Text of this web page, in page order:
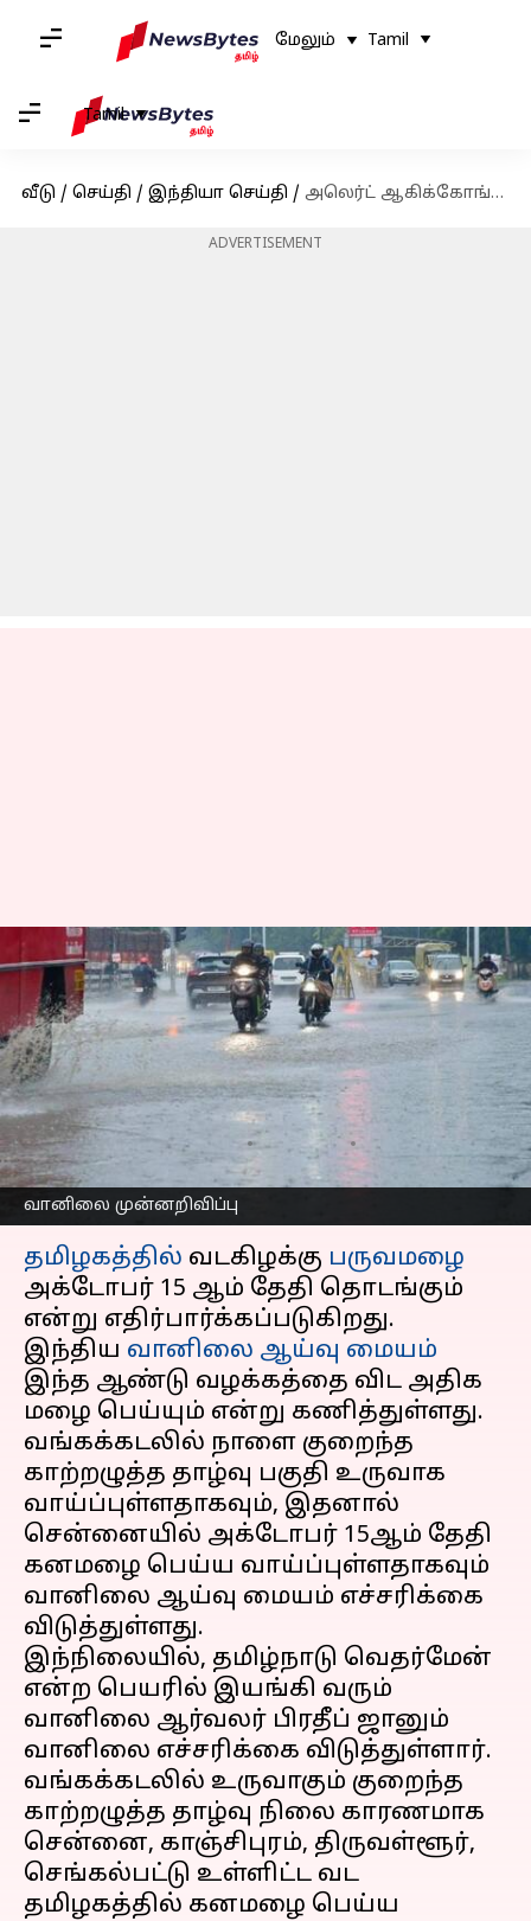
மேலும் Tamil
Tamil
வீடு / செய்தி / இந்தியா செய்தி / அலெர்ட் ஆகிக்கோங்க மக்களே; நான்கு நாட்களுக்கு தமிழகத்தில் வெளுக்கப்போகுது கனமழை
ADVERTISEMENT
வானிலை முன்னறிவிப்பு
அலெர்ட் ஆகிக்கோங்க
மக்களே; நான்கு
நாட்களுக்கு தமிழகத்தில்
வெளுக்கப்போகுது
கனமழை
எழுதியவர் Sekar Chinnappan Oct 13, 2024 12:05 pm
செய்தி முன்னோட்டம்
தமிழகத்தில் வடகிழக்கு பருவமழை
அக்டோபர் 15 ஆம் தேதி தொடங்கும்
என்று எதிர்பார்க்கப்படுகிறது.
இந்திய வானிலை ஆய்வு மையம்
இந்த ஆண்டு வழக்கத்தை விட அதிக
மழை பெய்யும் என்று கணித்துள்ளது.
வங்கக்கடலில் நாளை குறைந்த
காற்றழுத்த தாழ்வு பகுதி உருவாக
வாய்ப்புள்ளதாகவும், இதனால்
சென்னையில் அக்டோபர் 15ஆம் தேதி
கனமழை பெய்ய வாய்ப்புள்ளதாகவும்
வானிலை ஆய்வு மையம் எச்சரிக்கை
விடுத்துள்ளது.
இந்நிலையில், தமிழ்நாடு வெதர்மேன்
என்ற பெயரில் இயங்கி வரும்
வானிலை ஆர்வலர் பிரதீப் ஜானும்
வானிலை எச்சரிக்கை விடுத்துள்ளார்.
வங்கக்கடலில் உருவாகும் குறைந்த
காற்றழுத்த தாழ்வு நிலை காரணமாக
சென்னை, காஞ்சிபுரம், திருவள்ளூர்,
செங்கல்பட்டு உள்ளிட்ட வட
தமிழகத்தில் கனமழை பெய்ய